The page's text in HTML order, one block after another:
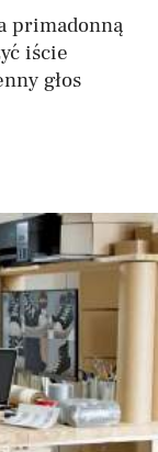
primadonną
iście
głos